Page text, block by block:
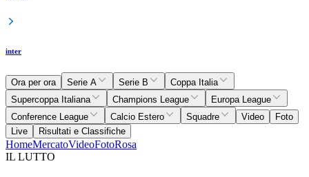
inter
Ora per ora Serie A Serie B
Coppa Italia
Supercoppa Italiana
Champions League
Europa League
Conference League
Calcio Estero Squadre Video
Foto
Live
Risultati e Classifiche
HomeMercatoVideoFotoRosa
IL LUTTO